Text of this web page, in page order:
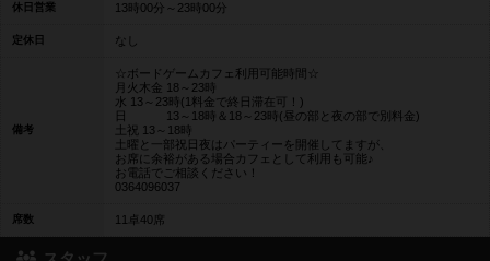
休日営業 13時00分～23時00分
定休日 なし
備考
☆ボードゲームカフェ利用可能時間☆
月火木金 18～23時
水 13～23時(1料金で終日滞在可！)
日 13～18時＆18～23時(昼の部と夜の部で別料金)
土祝 13～18時
土曜と一部祝日夜はパーティーを開催してますが、
お席に余裕がある場合カフェとして利用も可能♪
お電話でご相談ください！
0364096037
席数 11卓40席